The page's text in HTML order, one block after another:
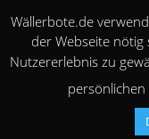
Wällerbote.de
der Webseite
Nutzererlebnis zu